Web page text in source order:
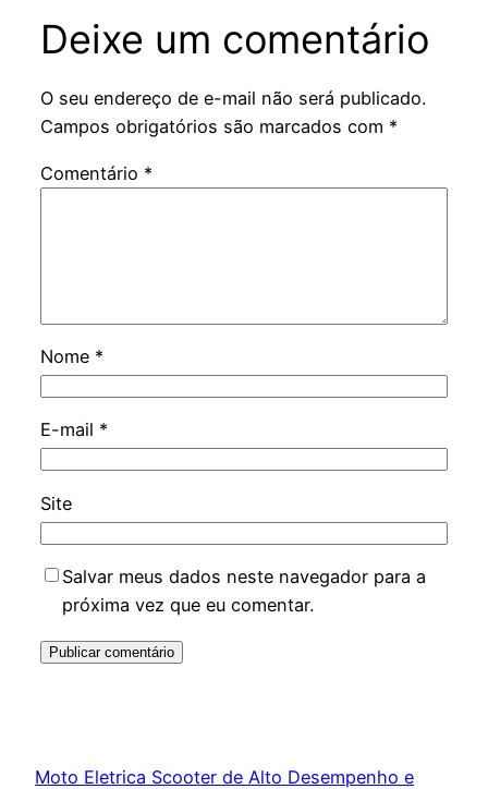
Deixe um comentário
O seu endereço de e-mail não será publicado.
Campos obrigatórios são marcados com *
Comentário *
Nome *
E-mail *
Site
Salvar meus dados neste navegador para a
próxima vez que eu comentar.
Moto Eletrica Scooter de Alto Desempenho e